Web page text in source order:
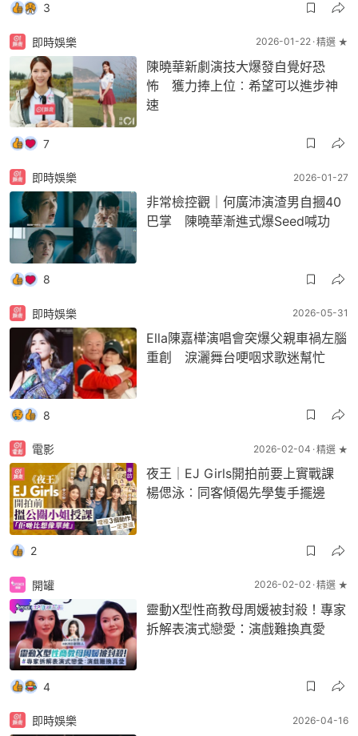
3
即時娛樂 2026-01-22 精選 ★
陳曉華新劇演技大爆發自覺好恐
怖 獲力捧上位︰希望可以進步神
速
7
即時娛樂 2026-01-27
非常檢控觀｜何廣沛演渣男自摑40
巴掌 陳曉華漸進式爆Seed喊功
8
即時娛樂 2026-05-31
Ella陳嘉樺演唱會突爆父親車禍左腦
重創 淚灑舞台哽咽求歌迷幫忙
8
電影 2026-02-04 精選 ★
夜王｜EJ Girls開拍前要上實戰課
楊偲泳︰同客傾偈先學隻手擺邊
2
開罐 2026-02-02 精選 ★
靈動X型性商教母周媛被封殺！專家
拆解表演式戀愛：演戲難換真愛
4
即時娛樂 2026-04-16